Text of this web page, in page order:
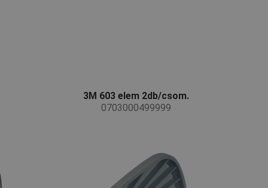
3M 603 elem 2db/csom.
0703000499999